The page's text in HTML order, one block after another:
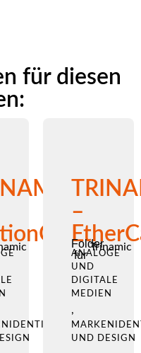
für diesen
–
Folder
für
Trinamic
ANALOGE
UND
DIGITALE
MEDIEN
,
UND DESIGN